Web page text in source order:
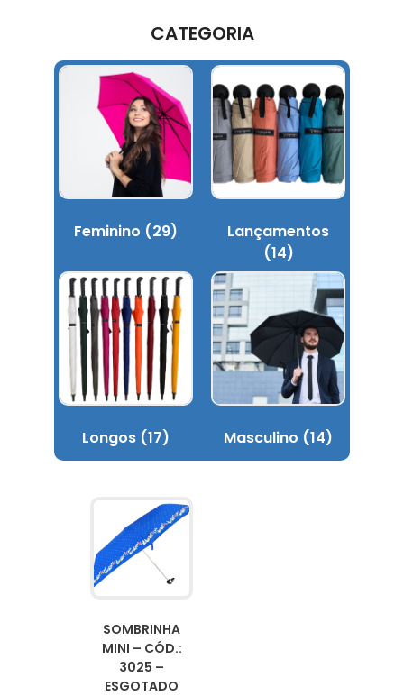
CATEGORIA
Feminino (29)
Lançamentos
(14)
Longos (17) Masculino (14)
SOMBRINHA
MINI – CÓD.:
3025 –
ESGOTADO